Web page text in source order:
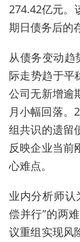
274.42亿元。
期日债务后的
从债务变动趋
际走势趋于平
公司无新增逾
月小幅回落。
组共识的遗留
反映企业当前
心难点。
业内分析师认
偿并行”的两
议重组实现风